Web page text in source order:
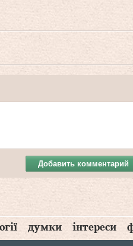
Добавить комментарий
думки інтереси